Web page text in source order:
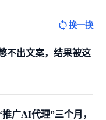
换一换
不出文案，结果被这
广AI代理”三个月，